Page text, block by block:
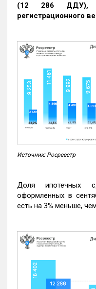
(12 286 ДДУ),
регистрационного
Источник: Росреестр
Доля ипотечных
оформленных в
есть на 3% меньше,